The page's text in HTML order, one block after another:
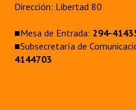
Dirección: Libertad 80
■Mesa de Entrada: 294-
■Subsecretaría de
4144703